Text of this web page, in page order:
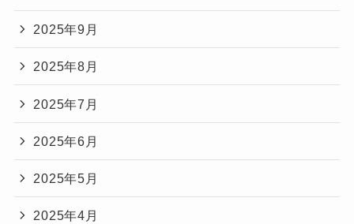
2025年9月
2025年8月
2025年7月
2025年6月
2025年5月
2025年4月